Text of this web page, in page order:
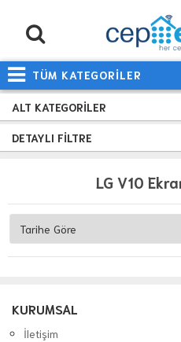
TÜM KATEGORİLER
ALT KATEGORILER
DETAYLI FILTRE
LG V10
KURUMSAL
İletişim